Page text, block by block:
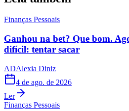
Finanças Pessoais
Ganhou na bet? Que bom.
difícil: tentar sacar
ADAlexia Diniz
4 de ago. de 2026
Ler
Finanças Pessoais